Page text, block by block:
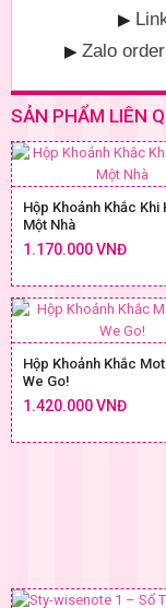
▶
▶ Zalo
SẢN PHẨM LIÊN
Hộp Khoảnh Khắc Khi
Một Nhà
1.170.000 VNĐ
Hộp Khoảnh Khắc
We Go!
1.420.000 VNĐ